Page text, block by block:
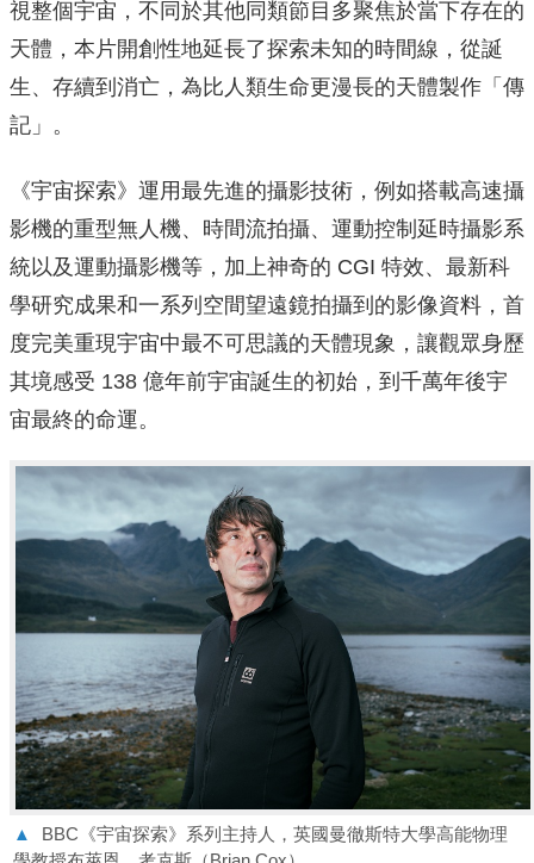
視整個宇宙，不同於其他同類節目多聚焦於當下存在的
天體，本片開創性地延長了探索未知的時間線，從誕
生、存續到消亡，為比人類生命更漫長的天體製作「傳
記」。
《宇宙探索》運用最先進的攝影技術，例如搭載高速攝
影機的重型無人機、時間流拍攝、運動控制延時攝影系
統以及運動攝影機等，加上神奇的 CGI 特效、最新科
學研究成果和一系列空間望遠鏡拍攝到的影像資料，首
度完美重現宇宙中最不可思議的天體現象，讓觀眾身歷
其境感受 138 億年前宇宙誕生的初始，到千萬年後宇
宙最終的命運。
▲
BBC《宇宙探索》系列主持人，英國曼徹斯特大學高能物理